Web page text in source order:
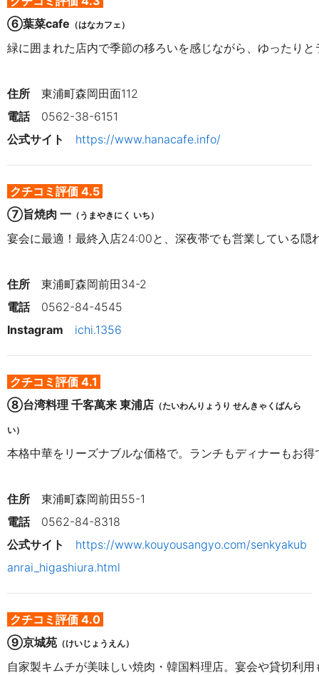
⑥葉菜cafe （はなカフェ）
緑に囲まれた店内で季節の移ろいを感じながら、ゆったり
住所
東浦町森岡田面112
電話 0562-38-6151
公式サイト https://www.hanacafe.info/
クチコミ評価 4.5
⑦旨焼肉 一 （うまやきにく いち）
宴会に最適！最終入店24:00と、深夜帯でも営業している隠
住所
東浦町森岡前田34-2
電話
0562-84-4545
Instagram ichi.1356
クチコミ評価 4.1
⑧台湾料理 千客萬来 東浦店 （たいわんりょうり せんきゃくばんら
い）
本格中華をリーズナブルな価格で。ランチもディナーもお得
住所
東浦町森岡前田55-1
電話 0562-84-8318
公式サイト https://www.kouyousangyo.com/senkyakub
anrai_higashiura.html
クチコミ評価 4.0
⑨京城苑 （けいじょうえん）
自家製キムチが美味しい焼肉・韓国料理店。宴会や貸切利用